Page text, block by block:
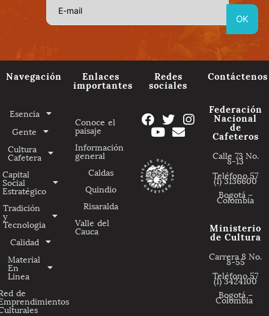
Navegación
Esencia
Gente
Cultura
Cafetera
Capital
Social
Estratégico
Tradición
y
Tecnologia
Calidad
Material
En
Linea
de
Enlaces
importantes
Conoce el
paisaje
Información
general
Caldas
Quindio
Risaralda
Valle del
Cauca
Redes
sociales
Contáctenos
Federación
Nacional
de
Cafeteros
Calle 73 No.
8-13
Teléfono 57
(1) 3136600
Bogotá –
Colombia
Ministerio
de Cultura
Carrera 8 No.
8-55
Teléfono 57
(1) 3424100
Bogotá –
Colombia